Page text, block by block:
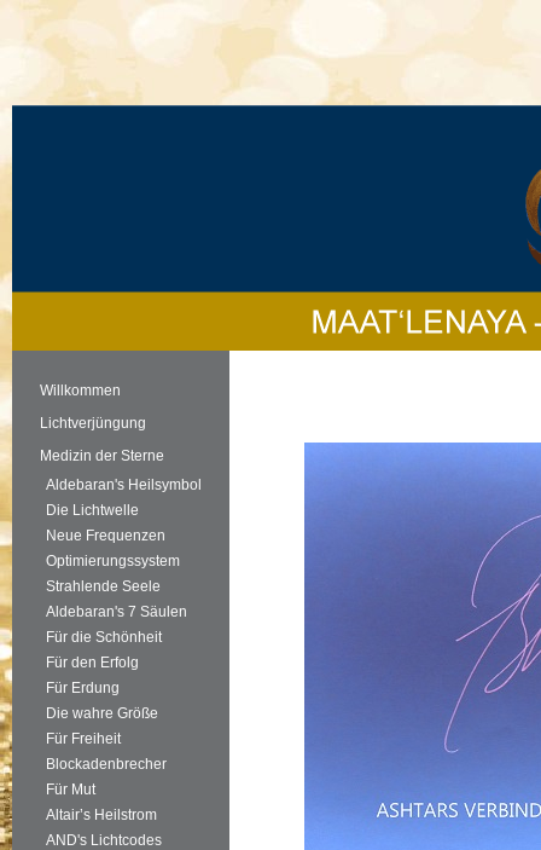
Willkommen
Lichtverjüngung
Medizin der Sterne
Aldebaran's Heilsymbol
Die Lichtwelle
Neue Frequenzen
Optimierungssystem
Strahlende Seele
Aldebaran's 7 Säulen
Für die Schönheit
Für den Erfolg
Für Erdung
Die wahre Größe
Für Freiheit
Blockadenbrecher
Für Mut
Altair’s Heilstrom
AND's Lichtcodes